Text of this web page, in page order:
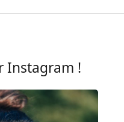
S
15 mm
40 g
Non
Instagram !